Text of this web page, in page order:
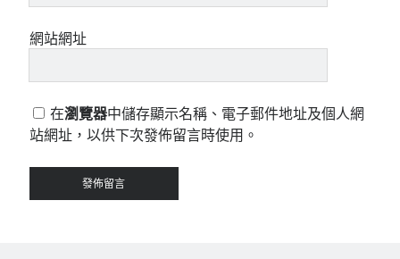
網站網址
在瀏覽器中儲存顯示名稱、電子郵件地址及個人網
站網址，以供下次發佈留言時使用。